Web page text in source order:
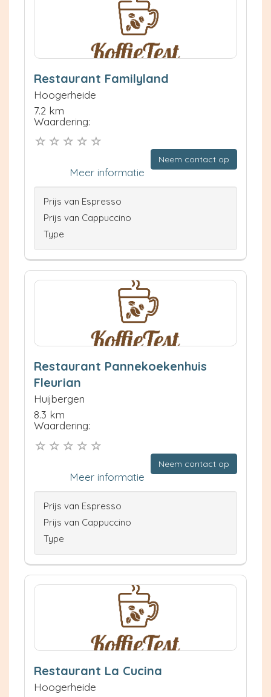
Restaurant Familyland
Hoogerheide
7.2 km
Waardering:
Neem contact op
Meer informatie
Prijs van Espresso
Prijs van Cappuccino
Type
Restaurant Pannekoekenhuis
Fleurian
Huijbergen
8.3 km
Waardering:
Neem contact op
Meer informatie
Prijs van Espresso
Prijs van Cappuccino
Type
Restaurant La Cucina
Hoogerheide